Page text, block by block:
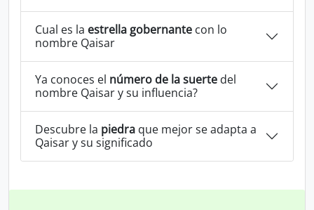
Cual es la estrella gobernante con lo
nombre Qaisar
Ya conoces el número de la suerte del
nombre Qaisar y su influencia?
Descubre la piedra que mejor se adapta a
Qaisar y su significado